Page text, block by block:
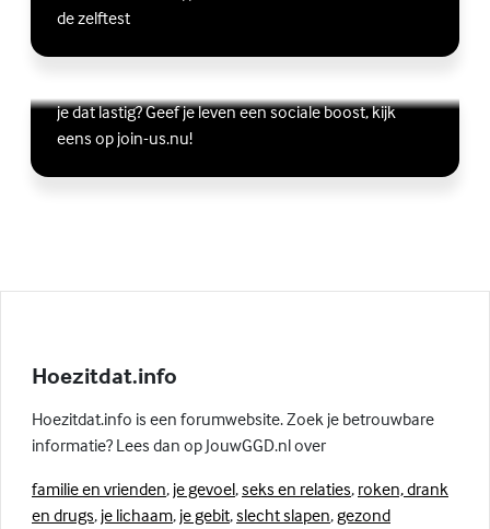
de zelftest
Vriendschap
je dat lastig? Geef je leven een sociale boost, kijk
eens op join-us.nu!
Lees meer over Vriendschap
(Externe link)
Hoezitdat.info
Hoezitdat.info is een forumwebsite. Zoek je betrouwbare
informatie? Lees dan op JouwGGD.nl over
familie en vrienden, je gevoel,seks en relaties, roken, drank
en drugs, je lichaam, je gebit,slecht slapen,gezond